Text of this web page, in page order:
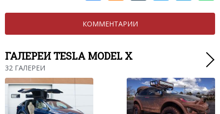
КОММЕНТАРИИ
ГАЛЕРЕИ TESLA MODEL X
32 ГАЛЕРЕИ